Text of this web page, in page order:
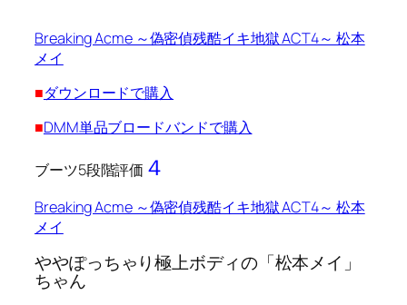
Breaking Acme ～偽密偵残酷イキ地獄 ACT4～ 松本
メイ
■ダウンロードで購入
■DMM単品ブロードバンドで購入
ブーツ5段階評価 ４
Breaking Acme ～偽密偵残酷イキ地獄 ACT4～ 松本
メイ
ややぽっちゃり極上ボディの「松本メイ」
ちゃん